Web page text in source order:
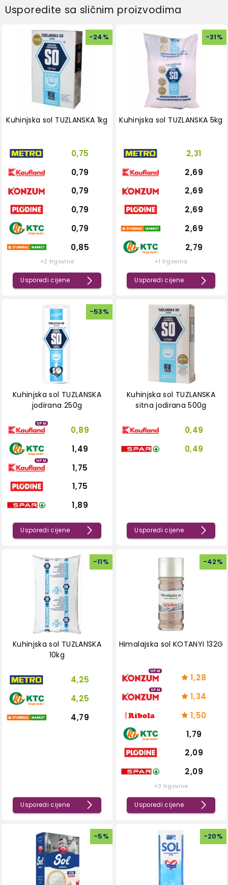
Usporedite sa sličnim proizvodima
-24%
Kuhinjska sol TUZLANSKA 1kg
0,75
0,79
0,79
0,79
0,79
0,85
+2 trgovine
Usporedi cijene
-31%
Kuhinjska sol TUZLANSKA 5kg
2,31
2,69
2,69
2,69
2,69
2,79
+1 trgovina
Usporedi cijene
-53%
Kuhinjska sol TUZLANSKA
jodirana 250g
SPM
0,89
1,49
HPM
1,75
1,75
1,89
Usporedi cijene
Kuhinjska sol TUZLANSKA
sitna jodirana 500g
0,49
0,49
Usporedi cijene
-11%
Kuhinjska sol TUZLANSKA
10kg
4,25
4,25
4,79
Usporedi cijene
-42%
Himalajska sol KOTANYI 132G
HPM
1,28
SPM
1,34
1,50
1,79
2,09
2,09
+3 trgovine
Usporedi cijene
-5% -20%